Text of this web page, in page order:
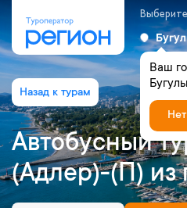
Ваш
Нет
Автобусный
(Адлер)-(П) из